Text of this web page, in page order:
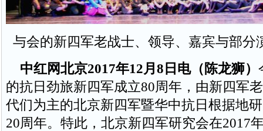
与会的新四军老战士、领导、嘉宾与部分
中红网北京2017年12月8日电（陈龙狮）
的抗日劲旅新四军成立80周年，由新四军
代们为主的北京新四军暨华中抗日根据地
20周年。特此，北京新四军研究会在2017